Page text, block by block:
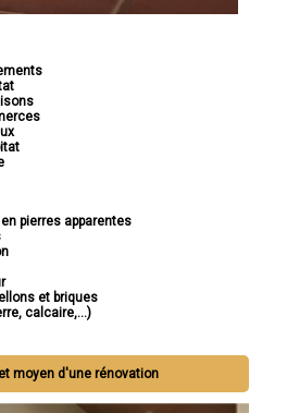
pierres apparentes
et briques
calcaire,...)
maison pour la rendre plus
à vos besoins, Socorebat est là
aujourd'hui pour discuter de votre
moyen d'une rénovation